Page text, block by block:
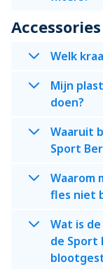
Accessories
Welk
Mijn
doen?
Waaruit
Sport
Waarom
fles niet
Wat is
de Sport